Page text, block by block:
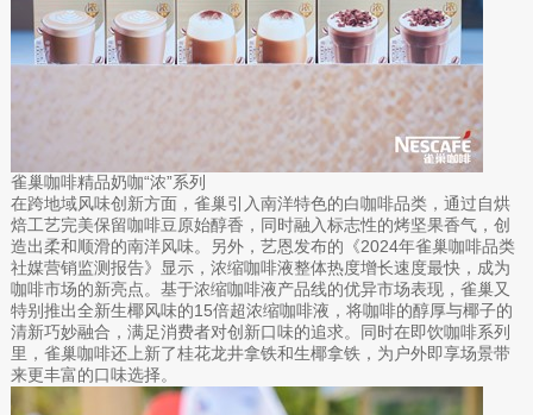
雀巢咖啡精品奶咖“浓”系列
在跨地域风味创新方面，雀巢引入南洋特色的白咖啡品类，通过自烘
焙工艺完美保留咖啡豆原始醇香，同时融入标志性的烤坚果香气，创
造出柔和顺滑的南洋风味。另外，艺恩发布的《2024年雀巢咖啡品类
社媒营销监测报告》显示，浓缩咖啡液整体热度增长速度最快，成为
咖啡市场的新亮点。基于浓缩咖啡液产品线的优异市场表现，雀巢又
特别推出全新生椰风味的15倍超浓缩咖啡液，将咖啡的醇厚与椰子的
清新巧妙融合，满足消费者对创新口味的追求。同时在即饮咖啡系列
里，雀巢咖啡还上新了桂花龙井拿铁和生椰拿铁，为户外即享场景带
来更丰富的口味选择。